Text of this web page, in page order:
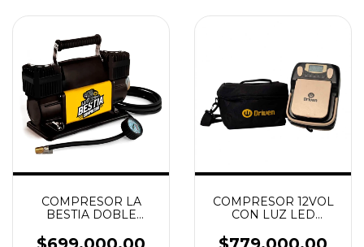
COMPRESOR LA
BESTIA DOBLE
COMPRESOR 12VOL
CON LUZ LED
DRIVEN